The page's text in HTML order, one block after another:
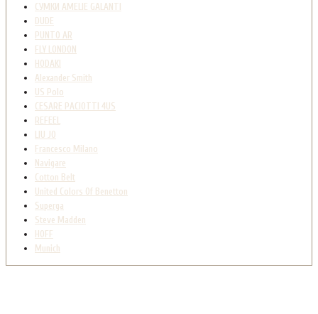
СУМКИ AMELIE GALANTI
DUDE
PUNTO AR
FLY LONDON
HODAKI
Alexander Smith
US Polo
CESARE PACIOTTI 4US
REFEEL
LIU JO
Francesco Milano
Navigare
Cotton Belt
United Colors Of Benetton
Superga
Steve Madden
HOFF
Munich